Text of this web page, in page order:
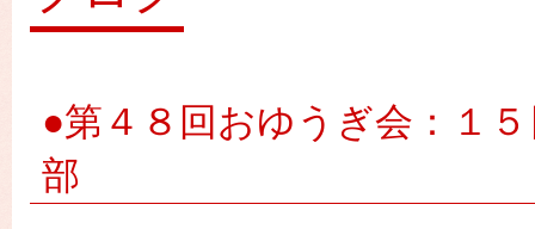
●第４８回おゆうぎ会：１
部